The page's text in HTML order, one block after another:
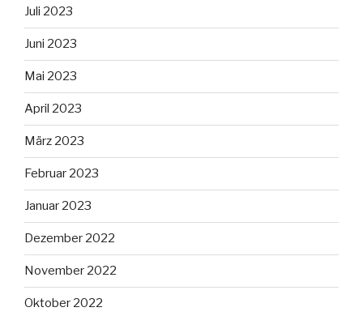
Juli 2023
Juni 2023
Mai 2023
April 2023
März 2023
Februar 2023
Januar 2023
Dezember 2022
November 2022
Oktober 2022